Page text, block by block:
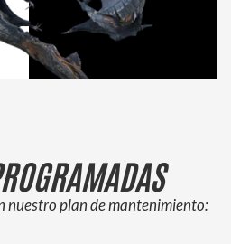
nuestro plan de mantenimiento: